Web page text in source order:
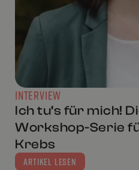
INTERVIEW
Ich tu’s für mich!
Workshop-Serie
Krebs
ARTIKEL LESEN